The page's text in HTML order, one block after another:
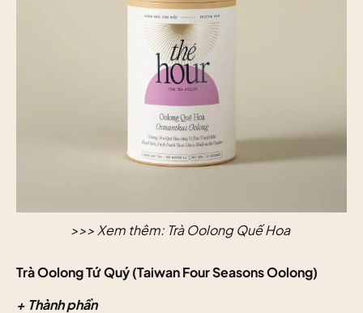
>>> Xem thêm: Trà Oolong Quế Hoa
Trà Oolong Tứ Quý (Taiwan Four Seasons Oolong)
+ Thành phần